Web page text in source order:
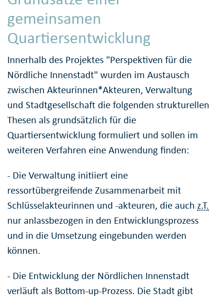
gemeinsamen
Quartiersentwicklung
Innerhalb des Projektes "Perspektiven für die
Nördliche Innenstadt" wurden im Austausch
zwischen Akteurinnen*Akteuren, Verwaltung
und Stadtgesellschaft die folgenden strukturellen
Thesen als grundsätzlich für die
Quartiersentwicklung formuliert und sollen im
weiteren Verfahren eine Anwendung finden:
- Die Verwaltung initiiert eine
ressortübergreifende Zusammenarbeit mit
Schlüsselakteurinnen und -akteuren, die auch z.T.
nur anlassbezogen in den Entwicklungsprozess
und in die Umsetzung eingebunden werden
können.
- Die Entwicklung der Nördlichen Innenstadt
verläuft als Bottom-up-Prozess. Die Stadt gibt